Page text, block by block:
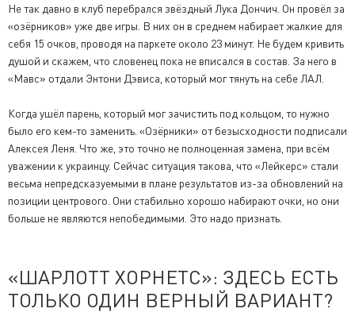
Не так давно в клуб перебрался звёздный Лука Дончич. Он провёл за
«озёрников» уже две игры. В них он в среднем набирает жалкие для
себя 15 очков, проводя на паркете около 23 минут. Не будем кривить
душой и скажем, что словенец пока не вписался в состав. За него в
«Мавс» отдали Энтони Дэвиса, который мог тянуть на себе ЛАЛ.
Когда ушёл парень, который мог зачистить под кольцом, то нужно
было его кем-то заменить. «Озёрники» от безысходности подписали
Алексея Леня. Что же, это точно не полноценная замена, при всём
уважении к украинцу. Сейчас ситуация такова, что «Лейкерс» стали
весьма непредсказуемыми в плане результатов из-за обновлений на
позиции центрового. Они стабильно хорошо набирают очки, но они
больше не являются непобедимыми. Это надо признать.
«ШАРЛОТТ ХОРНЕТС»: ЗДЕСЬ ЕСТЬ
ТОЛЬКО ОДИН ВЕРНЫЙ ВАРИАНТ?